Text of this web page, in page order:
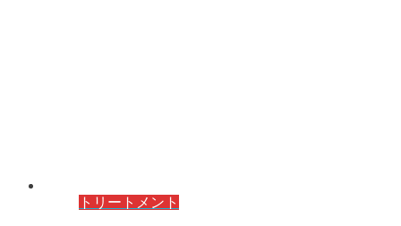
トリートメント